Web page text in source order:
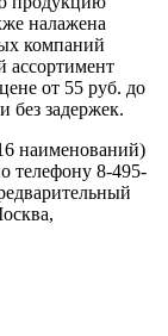
налажена
компаний
от 55 руб. до
без задержек.
наименований)
телефону 8-495-